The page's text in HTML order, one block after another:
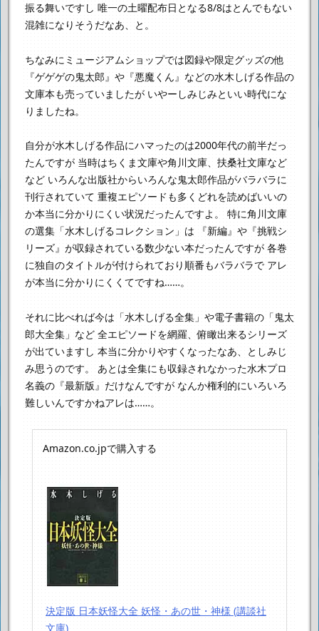
振る舞いですし 唯一の土曜配布日となる8/8はとんでもない
混雑になりそうだなあ、と。
ちなみにミュージアムショップでは図録や限定グッズの他
『ゲゲゲの鬼太郎』や『悪魔くん』などの水木しげる作品の
文庫本も売っていましたが いやーしみじみといい時代にな
りましたね。
自分が水木しげる作品にハマったのは2000年代の前半だっ
たんですが 当時はちくま文庫や角川文庫、扶桑社文庫など
など いろんな出版社からいろんな鬼太郎作品がバラバラに
刊行されていて 重複エピソードも多くどれを読めばいいの
か本当に分かりにくい状況だったんですよ。
特に角川文庫
の選集「水木しげるコレクション」は 『新編』や『挑戦シ
リーズ』が収録されている数少ない本だったんですが 各巻
に独自のタイトルが付けられており順番もバラバラで アレ
が本当に分かりにくくてですね……。
それに比べれば今は「水木しげる全集」や電子書籍の「鬼太
郎大全集」など 全エピソードを網羅、俯瞰出来るシリーズ
が出ていますし 本当に分かりやすくなったなあ、としみじ
み思うのです。
あとは全集にも収録されなかった水木プロ
名義の『最新版』だけなんですが なんか権利的にいろいろ
難しいんですかねアレは……。
Amazon.co.jpで購入する
決定版 日本妖怪大全 妖怪・あの世・神様 (講談社
文庫)